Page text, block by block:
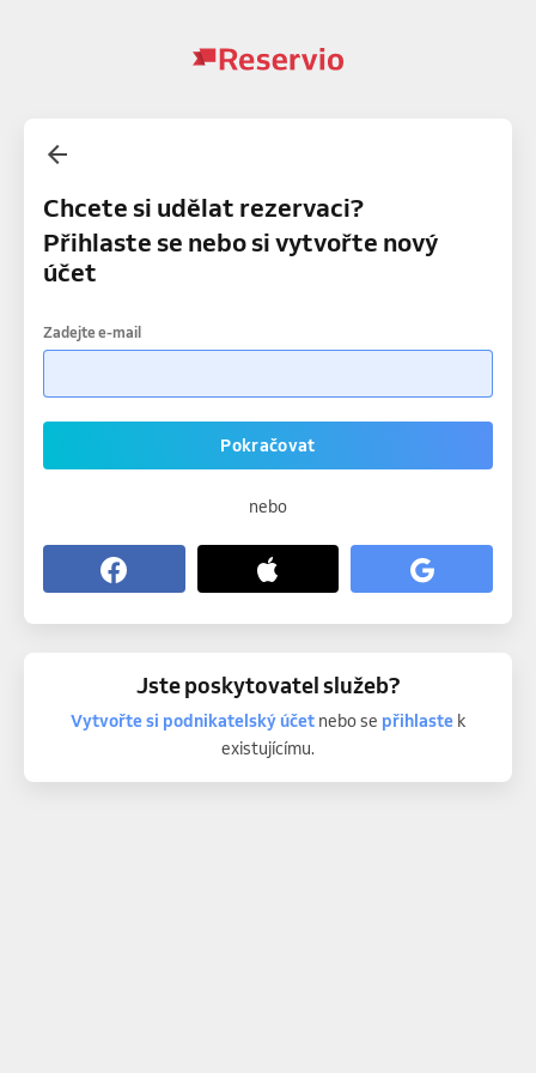
Chcete si udělat rezervaci?
Přihlaste se nebo si vytvořte nový
účet
Zadejte e-mail
Pokračovat
nebo
Jste poskytovatel služeb?
Vytvořte si podnikatelský účetnebo se přihlastek
existujícímu.